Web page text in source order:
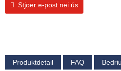
Stjoer e-post nei ús
Produktdetail FAQ